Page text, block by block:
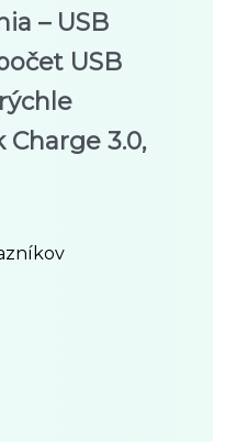
– USB
USB
3.0,